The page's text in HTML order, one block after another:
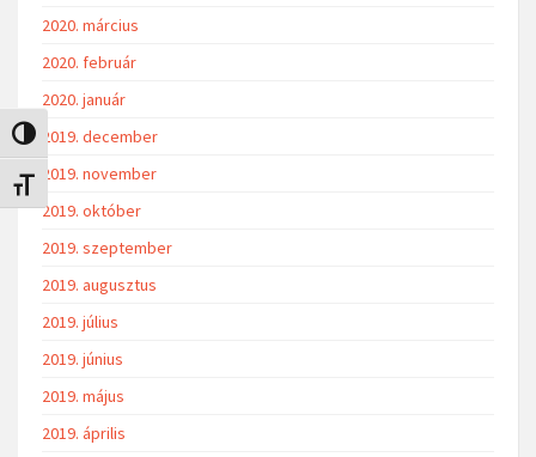
Nagy kontraszt váltása
Betűméret váltása
2020. március
2020. február
2020. január
2019. december
2019. november
2019. október
2019. szeptember
2019. augusztus
2019. július
2019. június
2019. május
2019. április